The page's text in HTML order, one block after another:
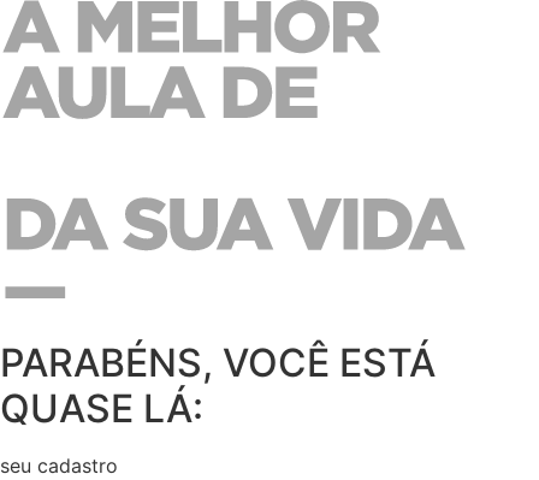
PARABÉNS, VOCÊ ESTÁ
QUASE LÁ:
seu cadastro